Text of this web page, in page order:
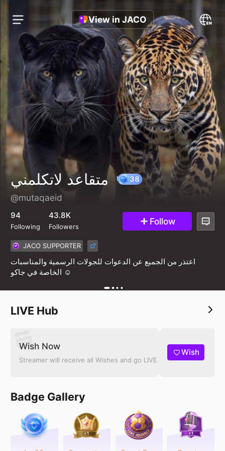
View in JACO
متقاعد لاتكلمني
@mutaqaeid
94
Following
43.8K
Followers Follow
JACO SUPPORTER
‏اعتذر من الجميع عن الدعوات للجولات الرسمية والمناسبات
الخاصة في جاكو ☺️
LIVE Hub
Wish Now
Streamer will receive all Wishes and go LIVE
Wish
Badge Gallery